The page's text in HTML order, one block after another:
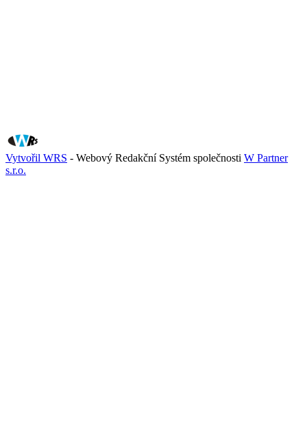
Vytvořil WRS - Webový Redakční Systém společnosti W Partner
s.r.o.